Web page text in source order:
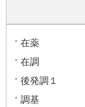
在薬
在調
後発調１
調基